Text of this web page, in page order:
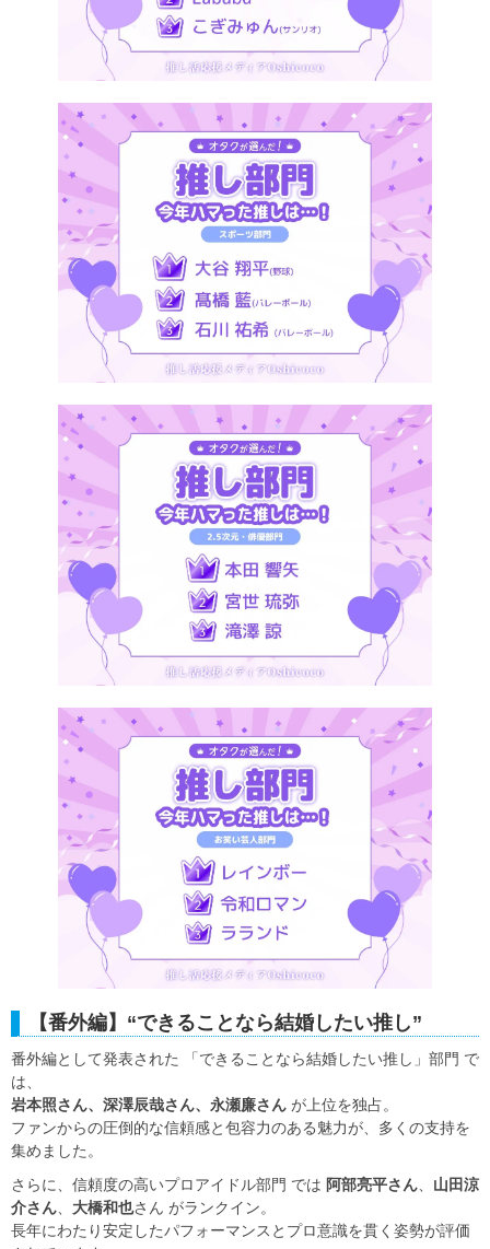
【番外編】“できることなら結婚したい推し”
番外編として発表された 「できることなら結婚したい推し」部門 で
は、
岩本照さん、深澤辰哉さん、永瀬廉さん が上位を独占。
ファンからの圧倒的な信頼感と包容力のある魅力が、多くの支持を
集めました。
さらに、信頼度の高いプロアイドル部門 では 阿部亮平さん
山田涼
介さん
大橋和也さん がランクイン。
長年にわたり安定したパフォーマンスとプロ意識を貫く姿勢が評価